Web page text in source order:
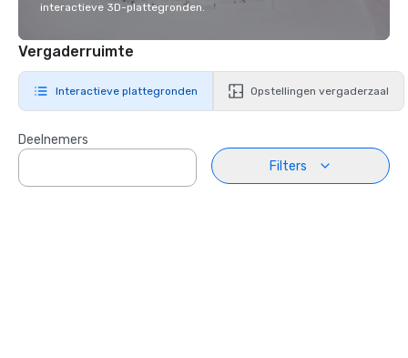
interactieve 3D-plattegronden.
Vergaderruimte
Interactieve plattegronden Opstellingen vergaderzaal
Deelnemers
Filters